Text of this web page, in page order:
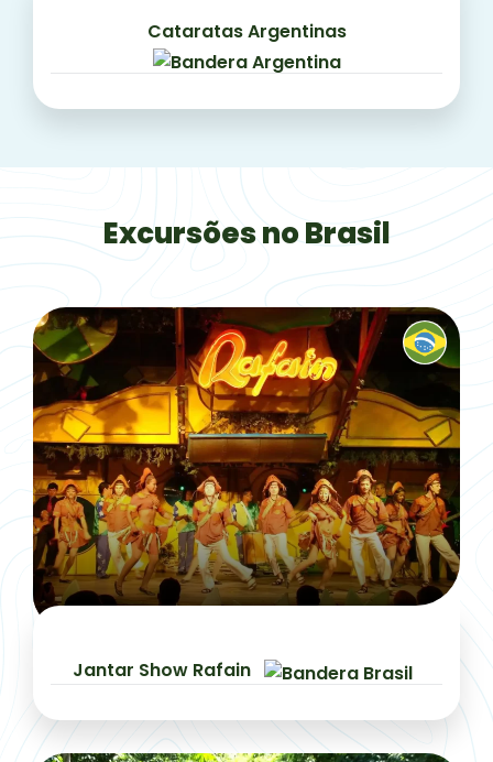
Cataratas Argentinas
Excursões no Brasil
Jantar Show Rafain